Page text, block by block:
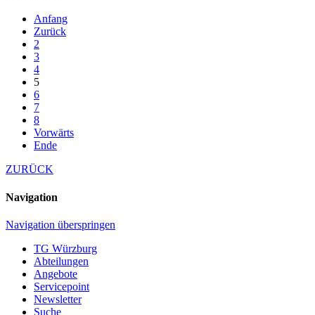
Anfang
Zurück
2
3
4
5
6
7
8
Vorwärts
Ende
ZURÜCK
Navigation
Navigation überspringen
TG Würzburg
Abteilungen
Angebote
Servicepoint
Newsletter
Suche